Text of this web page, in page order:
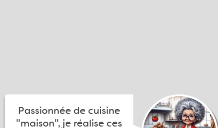
Passionnée de cuisine
"maison", je réalise ces